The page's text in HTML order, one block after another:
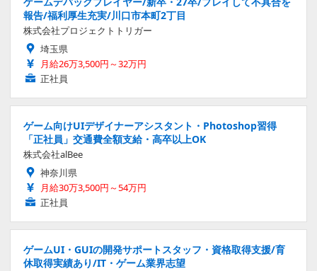
報告/福利厚生充実/川口市本町2丁目
株式会社プロジェクトトリガー
埼玉県
月給26万3,500円～32万円
正社員
ゲーム向けUIデザイナーアシスタント・Photoshop習得
「正社員」交通費全額支給・高卒以上OK
株式会社alBee
神奈川県
月給30万3,500円～54万円
正社員
ゲームUI・GUIの開発サポートスタッフ・資格取得支援/育
休取得実績あり/IT・ゲーム業界志望